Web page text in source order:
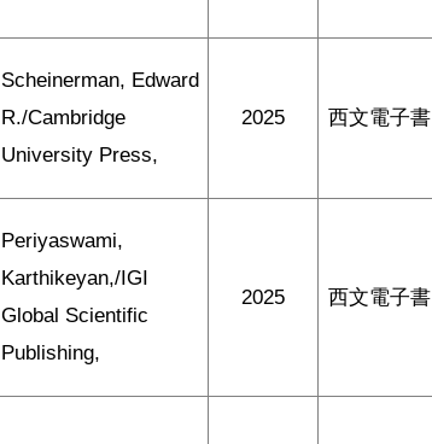
Scheinerman, Edward
R./Cambridge
University Press,
2025 西文電子書
Periyaswami,
Karthikeyan,/IGI
Global Scientific
Publishing,
2025 西文電子書